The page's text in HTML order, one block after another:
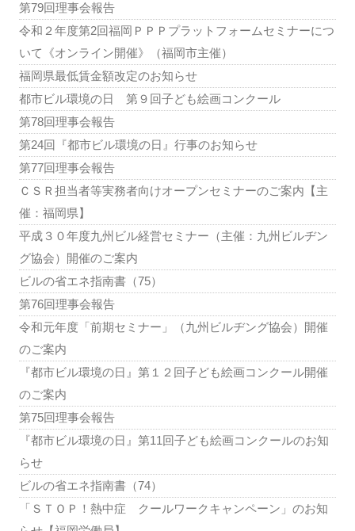
第79回理事会報告
令和２年度第2回福岡ＰＰＰプラットフォームセミナーにつ
いて《オンライン開催》（福岡市主催）
福岡県最低賃金額改定のお知らせ
都市ビル環境の日 第９回子ども絵画コンクール
第78回理事会報告
第24回『都市ビル環境の日』行事のお知らせ
第77回理事会報告
ＣＳＲ担当者等実務者向けオープンセミナーのご案内【主
催：福岡県】
平成３０年度九州ビル経営セミナー（主催：九州ビルヂン
グ協会）開催のご案内
ビルの省エネ指南書（75）
第76回理事会報告
令和元年度「前期セミナー」（九州ビルヂング協会）開催
のご案内
『都市ビル環境の日』第１２回子ども絵画コンクール開催
のご案内
第75回理事会報告
『都市ビル環境の日』第11回子ども絵画コンクールのお知
らせ
ビルの省エネ指南書（74）
「ＳＴＯＰ！熱中症 クールワークキャンペーン」のお知